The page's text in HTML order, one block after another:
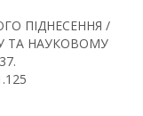
ПІДНЕСЕННЯ /
ТА НАУКОВОМУ